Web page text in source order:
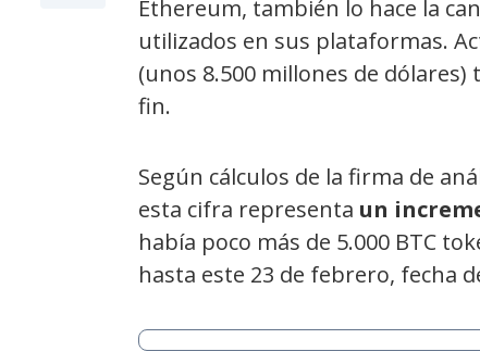
Ethereum, también lo hace la
utilizados en sus plataformas.
(unos 8.500 millones de
fin.
Según cálculos de la firma de
esta cifra representa un
había poco más de 5.000 BTC
hasta este 23 de febrero, fecha